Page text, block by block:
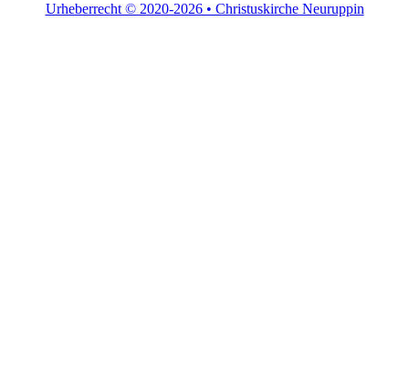
Urheberrecht © 2020-2026 • Christuskirche Neuruppin